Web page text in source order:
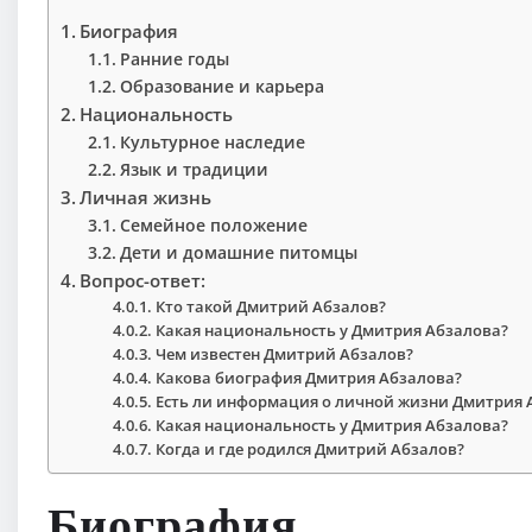
Биография
Ранние годы
Образование и карьера
Национальность
Культурное наследие
Язык и традиции
Личная жизнь
Семейное положение
Дети и домашние питомцы
Вопрос-ответ:
Кто такой Дмитрий Абзалов?
Какая национальность у Дмитрия Абзалова?
Чем известен Дмитрий Абзалов?
Какова биография Дмитрия Абзалова?
Есть ли информация о личной жизни Дмитрия
Какая национальность у Дмитрия Абзалова?
Когда и где родился Дмитрий Абзалов?